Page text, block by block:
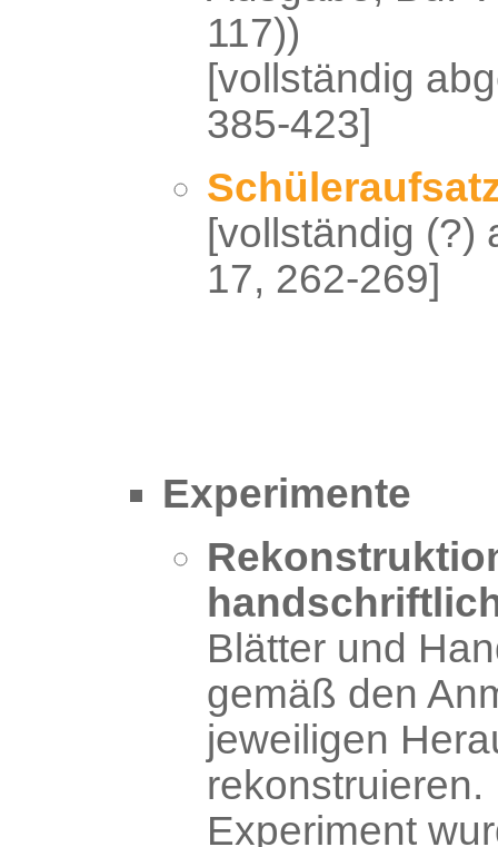
117))
[vollständig
385-423]
[vollständig (?)
17, 262-269]
Experimente
Blätter und
gemäß den
jeweiligen
Experiment